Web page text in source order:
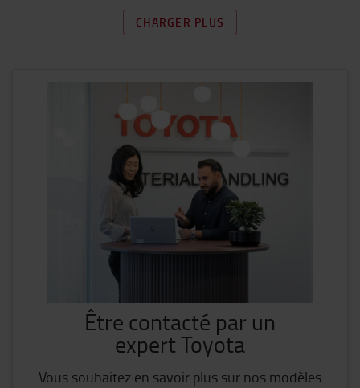
CHARGER PLUS
Être contacté par un
expert Toyota
Vous souhaitez en savoir plus sur nos modèles